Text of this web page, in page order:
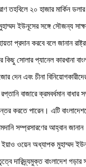
তহবিলে ২০ হাজার মার্কিন
ইউনূসের সঙ্গে সৌজন্য
প্রদান করবে বলে জানান
সোলার প্যানেল কারখানা
এবং চীনা
বাজারে ক্রমবর্ধমান বাধার
করতে পারেন। এটি
সম্প্রসারণের আহ্বান
ইয়াও ওয়েন অধ্যাপক মুহাম্মদ
দারিদ্র্যমুক্ত বাংলাদেশ